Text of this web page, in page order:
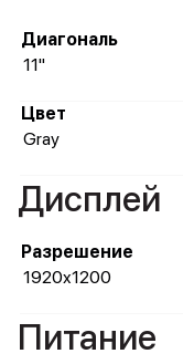
Диагональ
11"
Цвет
Gray
Дисплей
Разрешение
1920x1200
Питание